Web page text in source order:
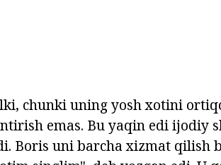
chunki uning yosh xotini
emas. Bu yaqin edi ijodiy
Boris uni barcha xizmat qilish